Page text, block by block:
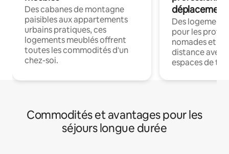
Des cabanes de montagne
paisibles aux appartements
urbains pratiques, ces
logements meublés offrent
toutes les commodités d'un
chez-soi.
déplacement
Des
pour les
nomades et
distance avec
espaces de
Commodités et avantages pour les
séjours longue durée